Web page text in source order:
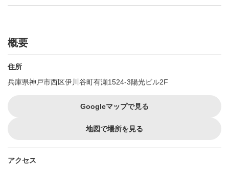
概要
住所
兵庫県神戸市西区伊川谷町有瀬1524-3陽光ビル2F
Googleマップで見る
地図で場所を見る
アクセス